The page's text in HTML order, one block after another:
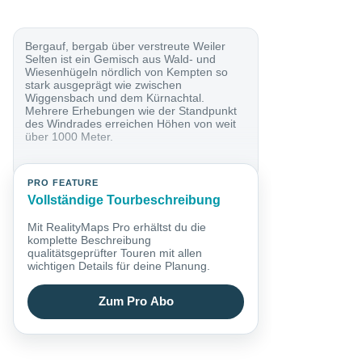
Bergauf, bergab über verstreute Weiler
Selten ist ein Gemisch aus Wald- und
Wiesenhügeln nördlich von Kempten so
stark ausgeprägt wie zwischen
Wiggensbach und dem Kürnachtal.
Mehrere Erhebungen wie der Standpunkt
des Windrades erreichen Höhen von weit
über 1000 Meter.
PRO FEATURE
Vollständige Tourbeschreibung
Mit RealityMaps Pro erhältst du die
komplette Beschreibung
qualitätsgeprüfter Touren mit allen
wichtigen Details für deine Planung.
Zum Pro Abo